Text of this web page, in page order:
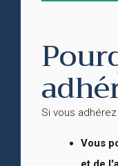
Si vous adhérez
Vous